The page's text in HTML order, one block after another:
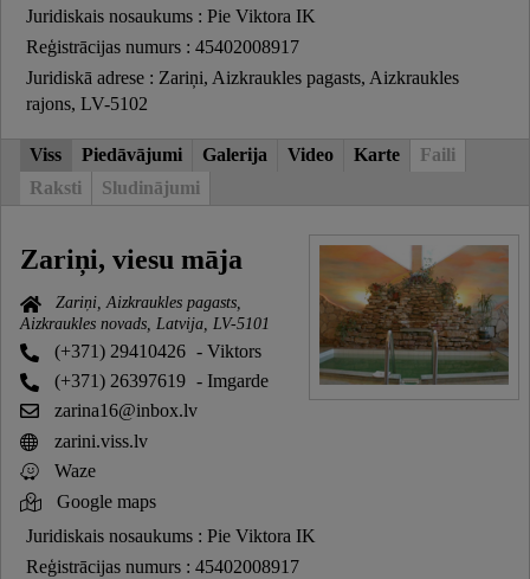
Juridiskais nosaukums : Pie Viktora IK
Reģistrācijas numurs : 45402008917
Juridiskā adrese : Zariņi, Aizkraukles pagasts, Aizkraukles
rajons, LV-5102
Viss Piedāvājumi Galerija Video Karte
Faili
Raksti
Sludinājumi
Zariņi, viesu māja
Zariņi, Aizkraukles pagasts,
Aizkraukles novads, Latvija, LV-5101
(+371) 29410426 - Viktors
(+371) 26397619 - Imgarde
zarina16@inbox.lv
zarini.viss.lv
Waze
Google maps
Juridiskais nosaukums : Pie Viktora IK
Reģistrācijas numurs : 45402008917